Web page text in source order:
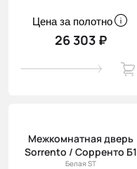
Цена за полотно
26 303 ₽
Межкомнатная дверь
Sorrento / Сорренто Б1
Белая ST